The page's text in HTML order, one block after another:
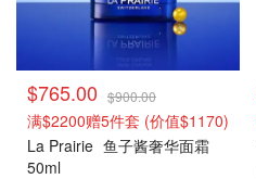
$765.00 $900.00
满$2200赠5件套 (价值$1170)
La Prairie 鱼子酱奢华面霜
50ml